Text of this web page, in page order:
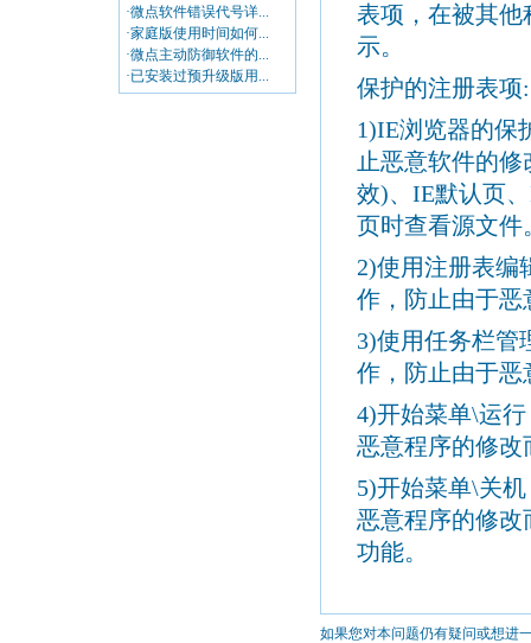
·微点软件错误代号详...
·家庭版使用时间如何...
·微点主动防御软件的...
·已安装过预升级版用...
表项，在被其他
示。
保护的注册表项:
1)IE浏览器的保
止恶意软件的
效)、IE默认页
页时查看源文件
2)使用注册表编
作，防止由于恶
3)使用任务栏管
作，防止由于恶
4)开始菜单\运
恶意程序的修改
5)开始菜单\关
恶意程序的修改
功能。
如果您对本问题仍有疑问或想进